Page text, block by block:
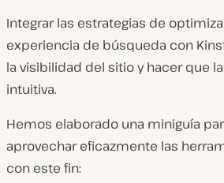
Integrar las estrategias de
experiencia de búsqueda con
la visibilidad del sitio y hacer que
intuitiva.
Hemos elaborado una miniguía
aprovechar eficazmente las
con este fin: